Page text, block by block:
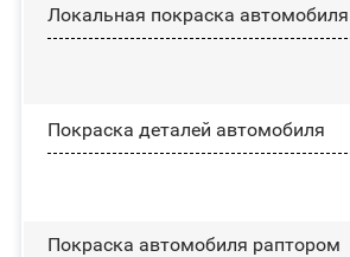
Локальная покраска автомобиля
Покраска деталей автомобиля
Покраска автомобиля раптором